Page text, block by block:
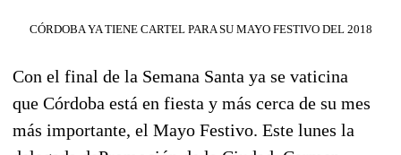
CÓRDOBA YA TIENE CARTEL PARA SU MAYO FESTIVO DEL 2018
Con el final de la Semana Santa ya se vaticina
que Córdoba está en fiesta y más cerca de su mes
más importante, el Mayo Festivo. Este lunes la